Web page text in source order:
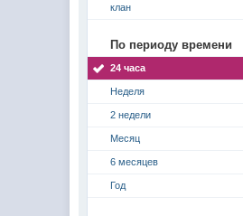
клан
По периоду времени
24 часа
Неделя
2 недели
Месяц
6 месяцев
Год